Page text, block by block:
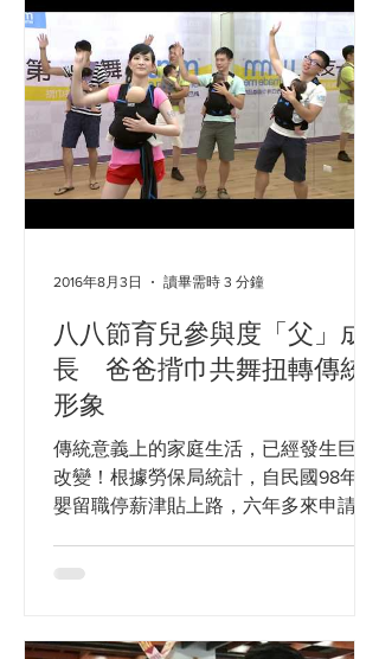
郭奕宏和Diana。 初見郭奕宏和Diana，
很難想像，外表看起來非常年輕的兩
人，已經是三個小孩的父母，也是台灣
擁有國際揹巾顧問證照的第一人和第二
人；他們在網路上成立的「揹巾互援
團」，短短幾個月，加入的媽媽有好幾
千人，而他們推廣親密育兒，今年更邁
如：請問有沒有爸爸媽媽能夠分享Wuti
時操作揹巾，揹巾因為太長總會拖到地
上，公共場所的地板難免比較不衛生，
請問有沒有不拖地的穿戴技巧可以分
享？又或是：想請問寶寶目前10公斤、
一歲七個月、身高大概80多，想入手
3p3，會不會背沒多久就不能背了啊？
揹巾不是新鮮事，但對現代新手爸媽來
八八節育兒參與度「父」成
長 爸爸揹巾共舞扭轉傳統
形象
傳統意義上的家庭生活，已經發生巨大
改變！根據勞保局統計，自民國98年育
嬰留職停薪津貼上路，六年多來申請人
貼和兩性平權，讓男主外、女...
2016年8月3日 讀畢需時 3 分鐘